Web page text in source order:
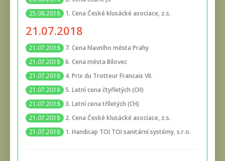
25.08.2018
1. Cena České klusácké asociace, z.s.
21.07.2018
21.07.2018
7. Cena hlavního města Prahy
21.07.2018 6. Cena města Bílovec
21.07.2018
4. Prix du Trotteur Francais VII.
21.07.2018 5. Letní cena čtyřletých (CH)
21.07.2018 3. Letní cena tříletých (CH)
21.07.2018
2. Cena České klusácké asociace, z.s.
21.07.2018
1. Handicap TOI TOI sanitární systémy, s.r.o.